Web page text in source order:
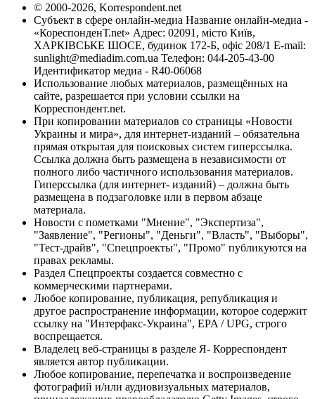
© 2000-2026, Korrespondent.net
Субъект в сфере онлайн-медиа Название онлайн-медиа -
«КореспонденТ.net» Адрес: 02091, місто Київ,
ХАРКІВСЬКЕ ШОСЕ, будинок 172-Б, офіс 208/1 E-mail:
sunlight@mediadim.com.ua Телефон: 044-205-43-00
Идентификатор медиа - R40-06068
Использование любых материалов, размещённых на
сайте, разрешается при условии ссылки на
Корреспондент.net.
При копировании материалов со страницы «Новости
Украины и мира», для интернет-изданий – обязательна
прямая открытая для поисковых систем гиперссылка.
Ссылка должна быть размещена в независимости от
полного либо частичного использования материалов.
Гиперссылка (для интернет- изданий) – должна быть
размещена в подзаголовке или в первом абзаце
материала.
Новости с пометками "Мнение", "Экспертиза",
"Заявление", "Регионы", "Деньги", "Власть", "Выборы",
"Тест-драйв", "Спецпроекты", "Промо" публикуются на
правах рекламы.
Раздел Спецпроекты создается совместно с
коммерческими партнерами.
Любое копирование, публикация, републикация и
другое распространение информации, которое содержит
ссылку на "Интерфакс-Украина", EPA / UPG, строго
воспрещается.
Владелец веб-страницы в разделе Я- Корреспондент
является автор публикации.
Любое копирование, перепечатка и воспроизведение
фотографий и/или аудиовизуальных материалов,